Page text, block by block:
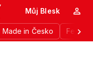
Made in Česko
Můj Blesk